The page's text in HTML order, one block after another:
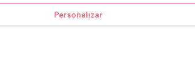
Personalizar